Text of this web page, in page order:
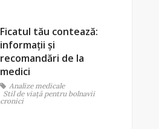
Ficatul tău contează:
informații și
recomandări de la
medici
Analize medicale
Stil de viaţă pentru bolnavii
cronici